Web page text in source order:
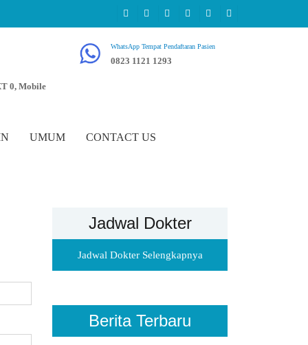
0, Mobile
WhatsApp Tempat Pendaftaran Pasien
0823 1121 1293
UMUM CONTACT US
Jadwal Dokter
Jadwal Dokter Selengkapnya
Berita Terbaru